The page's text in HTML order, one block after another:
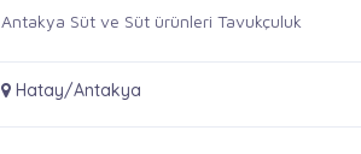
Antakya Süt ve Süt ürünleri Tavukçuluk
Hatay/Antakya